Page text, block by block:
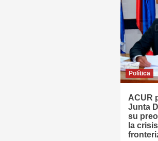
Política
ACUR
Junta
su
la